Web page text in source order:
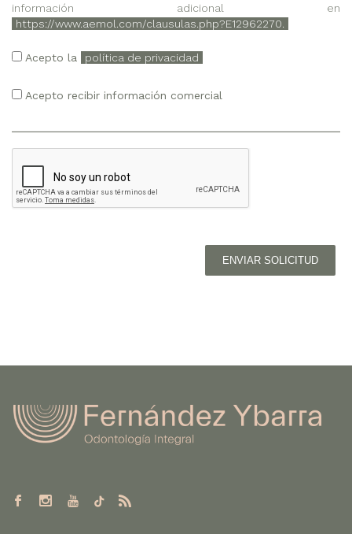
información adicional en
https://www.aemol.com/clausulas.php?E12962270.
Acepto la política de privacidad
Acepto recibir información comercial
ENVIAR SOLICITUD